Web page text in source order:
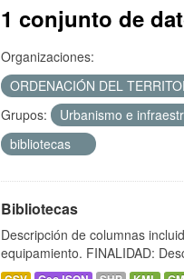
1 conjunto de
Organizaciones:
ORDENACIÓN DEL
Grupos:
Urbanismo e
bibliotecas
Bibliotecas
Descripción de columnas
equipamiento. FINALIDAD: